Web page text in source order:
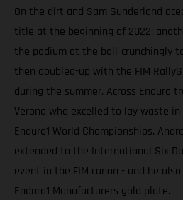
On the dirt and Sam Sunderland
title at the beginning of 2022:
the podium at the ball-crunchingly
then doubled-up with the FIM
during the summer. Across Enduro
Verona who excelled to lay waste
Enduro1 World Championships.
extended to the International Six
event in the FIM canon - and he
Enduro1 Manufacturers gold plate.